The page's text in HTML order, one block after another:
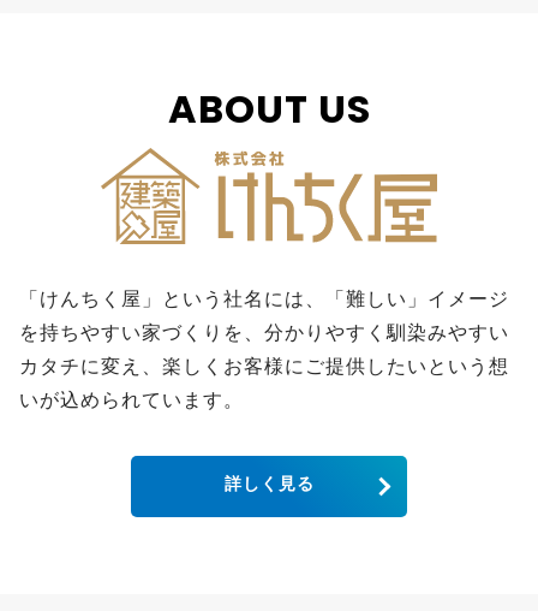
ABOUT US
「けんちく屋」という社名には、「難しい」イメージ
を持ちやすい家づくりを、分かりやすく馴染みやすい
カタチに変え、楽しくお客様にご提供したいという想
いが込められています。
詳しく見る